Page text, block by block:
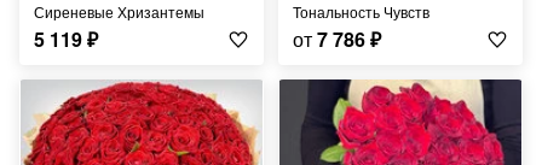
Сиреневые Хризантемы
5 119₽
Тональность Чувств
от7 786₽